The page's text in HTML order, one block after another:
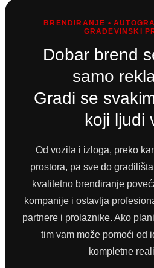
BRENDIRANJE •
GRAĐEVINSKI
Dobar brend
samo
Gradi se
koji ljudi
Od vozila i izloga, preko
prostora, pa sve do
kvalitetno brendiranje
kompanije i ostavlja
partnere i prolaznike. Ako
tim vam može pomoći od
kompletne